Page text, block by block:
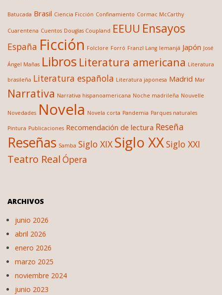
Batucada Brasil Ciencia Ficción Confinamiento Cormac McCarthy
Cuarentena Cuentos Douglas Coupland EEUU Ensayos
España Ficción Folclore Forró Franzl Lang Iemanjá Japón José
Ángel Mañas Libros Literatura americana Literatura
brasileña Literatura española Literatura japonesa Madrid Mar
Narrativa Narrativa hispanoamericana Noche madrileña Nouvelle
Novedades Novela Novela corta Pandemia Parques naturales
Pintura Publicaciones Recomendación de lectura Reseña
Reseñas Samba Siglo XIX Siglo XXSiglo XXI
Teatro Real Ópera
ARCHIVOS
junio 2026
abril 2026
enero 2026
marzo 2025
noviembre 2024
junio 2023